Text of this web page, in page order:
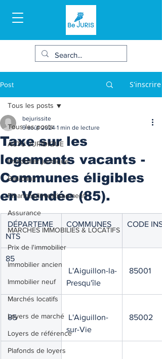
Post S'inscrire
Tous les posts
ACTU JURIDIQUE
Immobilier juridique
Bail/baux
Finances/Investissement
Assurance
MARCHES IMMOBILIES & LOCATIFS
Prix de l'immobilier
Immobilier ancien
Immobilier neuf
Marchés locatifs
Loyers de marché
Loyers de référence
Plafonds de loyers
Tous les posts
Taxe sur les
logements vacants -
Communes éligibles
en Vendée (85).
bejurissite
9 août 2024 1 min de lecture
DÉPARTEME
NTS
COMMUNES CODE
85
Presqu'île
85001
85
sur-Vie
85002